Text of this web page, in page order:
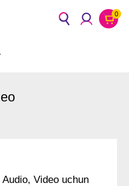
0
Audio, Video uchun